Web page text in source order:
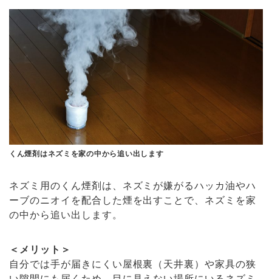
くん煙剤はネズミを家の中から追い出します
ネズミ用のくん煙剤は、ネズミが嫌がるハッカ油やハ
ーブのニオイを配合した煙を出すことで、ネズミを家
の中から追い出します。
＜メリット＞
自分では手が届きにくい屋根裏（天井裏）や家具の狭